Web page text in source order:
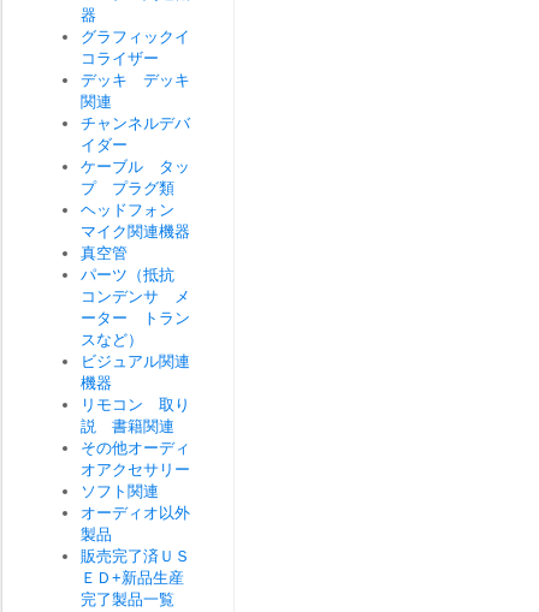
器
グラフィックイ
コライザー
デッキ デッキ
関連
チャンネルデバ
イダー
ケーブル タッ
プ プラグ類
ヘッドフォン
マイク関連機器
真空管
パーツ（抵抗
コンデンサ メ
ーター トラン
スなど）
ビジュアル関連
機器
リモコン 取り
説 書籍関連
その他オーディ
オアクセサリー
ソフト関連
オーディオ以外
製品
販売完了済ＵＳ
ＥＤ+新品生産
完了製品一覧